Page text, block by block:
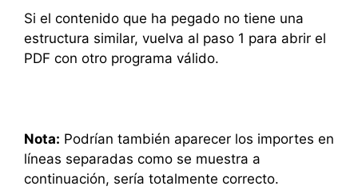
Si el contenido que ha pegado no tiene una
estructura similar, vuelva al paso 1 para abrir el
PDF con otro programa válido.
Nota: Podrían también aparecer los importes en
líneas separadas como se muestra a
continuación, sería totalmente correcto.